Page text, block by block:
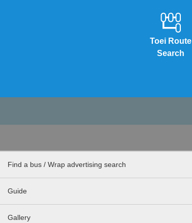
Toei Route
Search
Find a bus / Wrap advertising search
Guide
Gallery